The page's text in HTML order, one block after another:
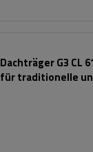
Dachträger G3 CL
für traditionelle